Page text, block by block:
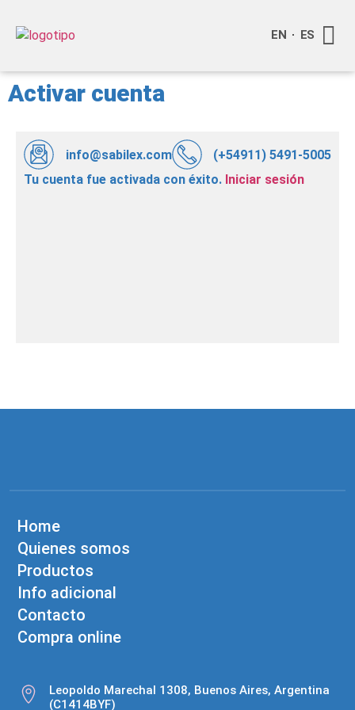
EN ES
Activar cuenta
info@sabilex.com
(+54911) 5491-5005
Tu cuenta fue activada con éxito. Iniciar sesión
Home
Quienes somos
Productos
Info adicional
Contacto
Compra online
Leopoldo Marechal 1308, Buenos Aires, Argentina
(C1414BYF)